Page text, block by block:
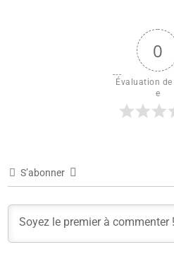
0
Évaluation
e
S’abonner